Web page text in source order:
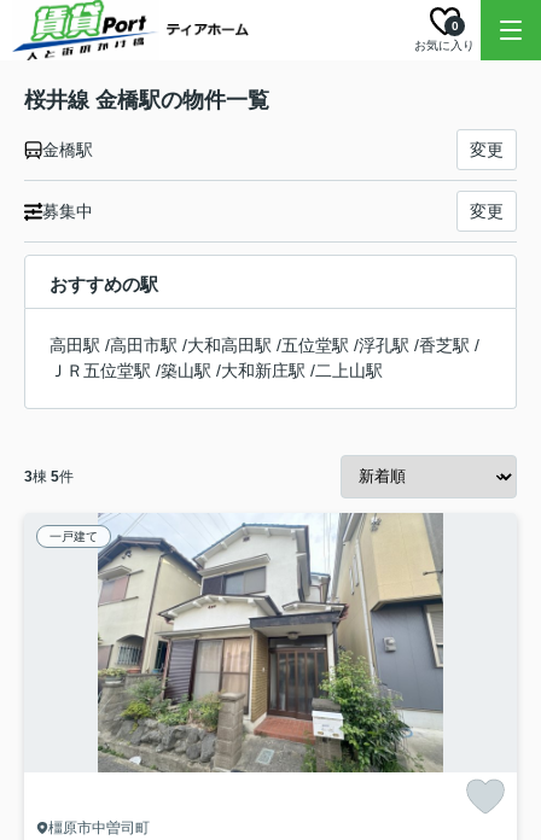
お気に入り
0
桜井線 金橋駅の物件一覧
金橋駅 変更
募集中 変更
おすすめの駅
高田駅 /高田市駅 /大和高田駅 /五位堂駅 /浮孔駅 /香芝駅 /
ＪＲ五位堂駅 /築山駅 /大和新庄駅 /二上山駅
3棟 5件
一戸建て
橿原市中曽司町